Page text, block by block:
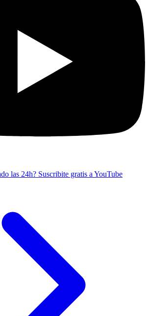
las 24h? Suscribite gratis a YouTube